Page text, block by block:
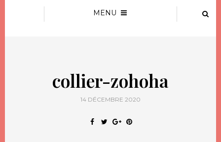
MENU
collier-zohoha
14 DÉCEMBRE 2020